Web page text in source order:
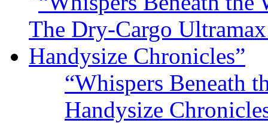
“Whispers Beneath
Handysize